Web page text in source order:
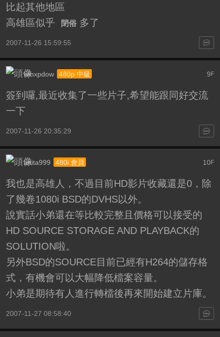
比起其他地區
高雄區似乎
閉俗多了
2007-11-26 15:59:55
9F
winxpdow 480p 中級
簽到囉,最近收集了一些片子,希望能跟同好交流
一下
2007-11-26 20:35:29
10F
anita999 480i 會員
我也是高雄人，不過目前HD影片收藏還是0，除
了幾卷1080i BSD的DVHS以外。
說實話小弟還在等比較完整且價格可以接受的
HD SOURCE STORAGE AND PLAYBACK的
SOLUTION啦。
另外BSD的SOURCE目前已經有H264的儲存格
式，有機會可以大幅降低檔案容量。
小弟是期待有人進行轉檔後再來開始建立片庫。
2007-11-27 08:58:40